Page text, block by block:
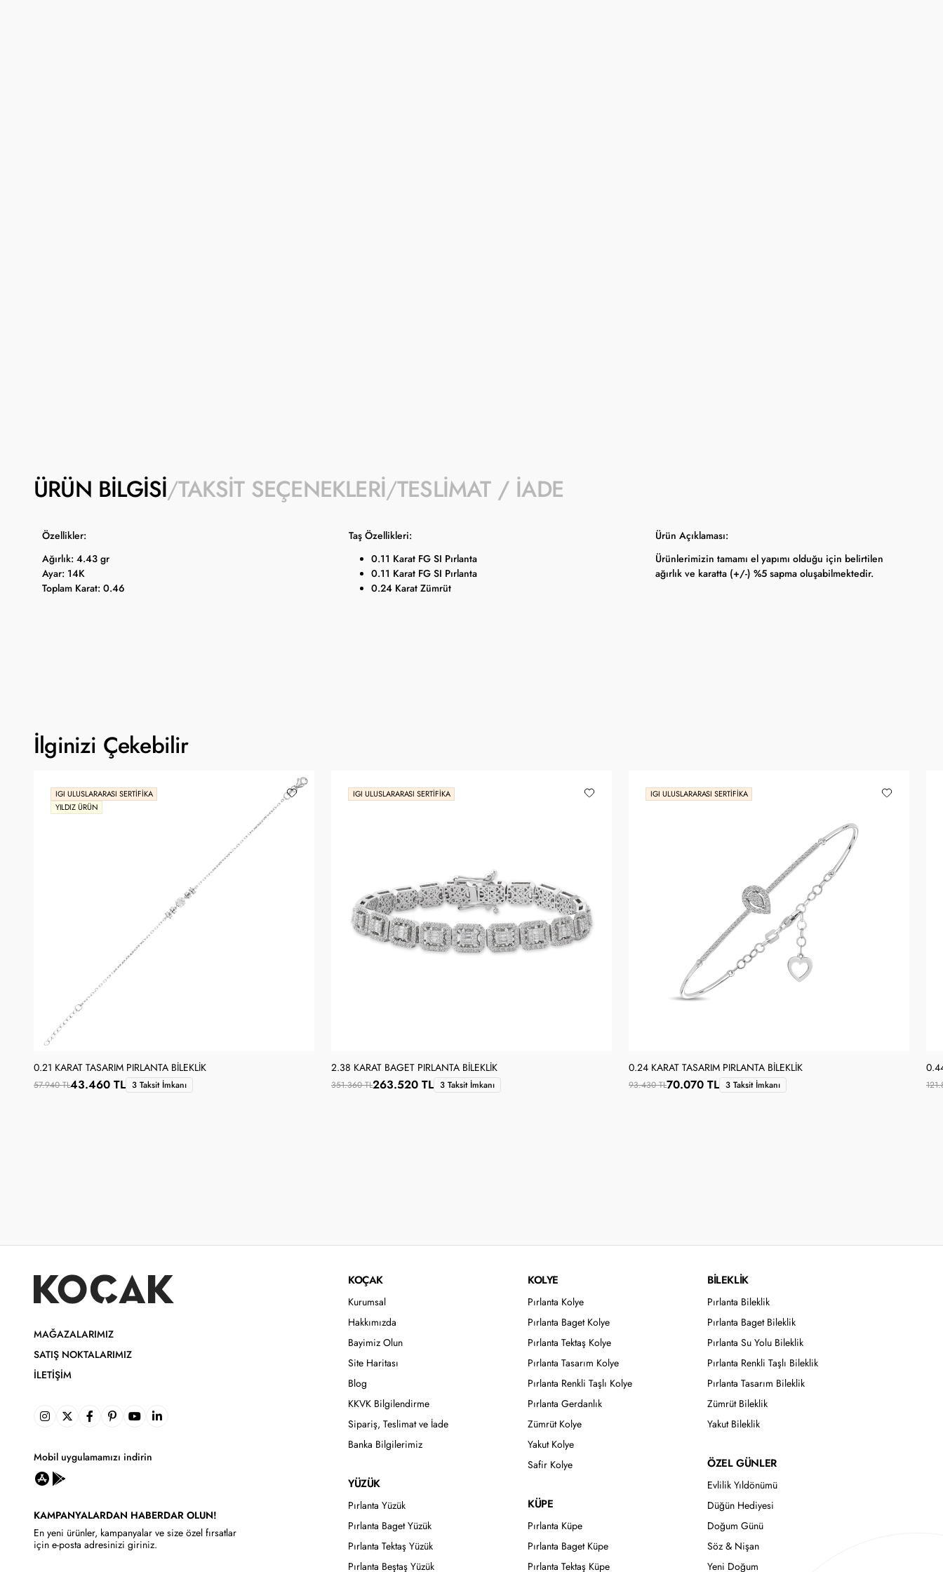
ÜRÜN BILGISI TAKSIT SEÇENEKLERI TESLIMAT / İADE
Özellikler: Taş Özellikleri:
Ürün Açıklaması:
Ağırlık: 4.43 gr
Ayar: 14K
Toplam Karat: 0.46
0.11 Karat FG SI Pırlanta
0.11 Karat FG SI Pırlanta
0.24 Karat Zümrüt
Ürünlerimizin tamamı el yapımı olduğu için belirtilen
ağırlık ve karatta (+/-) %5 sapma oluşabilmektedir.
İlginizi Çekebilir
IGI ULUSLARARASI SERTIFIKA
YILDIZ ÜRÜN
0.21 KARAT TASARIM PIRLANTA BILEKLIK
57.940 TL43.460 TL 3 Taksit İmkanı
IGI ULUSLARARASI SERTIFIKA
2.38 KARAT BAGET PIRLANTA BILEKLIK
351.360 TL263.520 TL 3 Taksit İmkanı
IGI ULUSLARARASI SERTIFIKA
0.24 KARAT TASARIM PIRLANTA BILEKLIK
93.430 TL70.070 TL 3 Taksit İmkanı
MAĞAZALARIMIZ
SATIŞ NOKTALARIMIZ
İLETIŞIM
Mobil uygulamamızı indirin
KAMPANYALARDAN HABERDAR OLUN!
En yeni ürünler, kampanyalar ve size özel fırsatlar
için e-posta adresinizi giriniz.
KOÇAK
Kurumsal
Hakkımızda
Bayimiz Olun
Site Haritası
Blog
KKVK Bilgilendirme
Sipariş, Teslimat ve İade
Banka Bilgilerimiz
YÜZÜK
Pırlanta Yüzük
Pırlanta Baget Yüzük
Pırlanta Tektaş Yüzük
Pırlanta Beştaş Yüzük
KOLYE
Pırlanta Kolye
Pırlanta Baget Kolye
Pırlanta Tektaş Kolye
Pırlanta Tasarım Kolye
Pırlanta Renkli Taşlı Kolye
Pırlanta Gerdanlık
Zümrüt Kolye
Yakut Kolye
Safir Kolye
KÜPE
Pırlanta Küpe
Pırlanta Baget Küpe
Pırlanta Tektaş Küpe
BİLEKLİK
Pırlanta Bileklik
Pırlanta Baget Bileklik
Pırlanta Su Yolu Bileklik
Pırlanta Renkli Taşlı Bileklik
Pırlanta Tasarım Bileklik
Zümrüt Bileklik
Yakut Bileklik
ÖZEL GÜNLER
Evlilik Yıldönümü
Düğün Hediyesi
Doğum Günü
Söz & Nişan
Yeni Doğum